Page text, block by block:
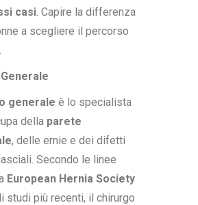
casi . Capire la differenza
a scegliere il percorso
generale è lo specialista
della parete
, delle ernie e dei difetti
Secondo le linee
European Hernia Society
studi più recenti, il chirurgo